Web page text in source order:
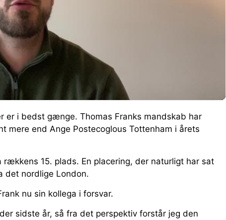
er i bedst gænge. Thomas Franks mandskab har
mere end Ange Postecoglous Tottenham i årets
15. plads. En placering, der naturligt har sat
det nordlige London.
nu sin kollega i forsvar.
sidste år, så fra det perspektiv forstår jeg den